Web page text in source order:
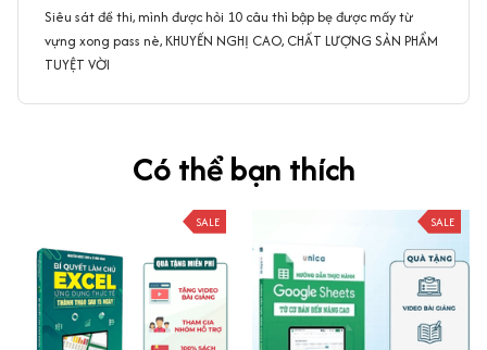
Siêu sát đề thi, mình được hỏi 10 câu thì bập bẹ được mấy từ
vựng xong pass nè, KHUYẾN NGHỊ CAO, CHẤT LƯỢNG SẢN PHẨM
TUYỆT VỜI
Có thể bạn thích
SALE SALE